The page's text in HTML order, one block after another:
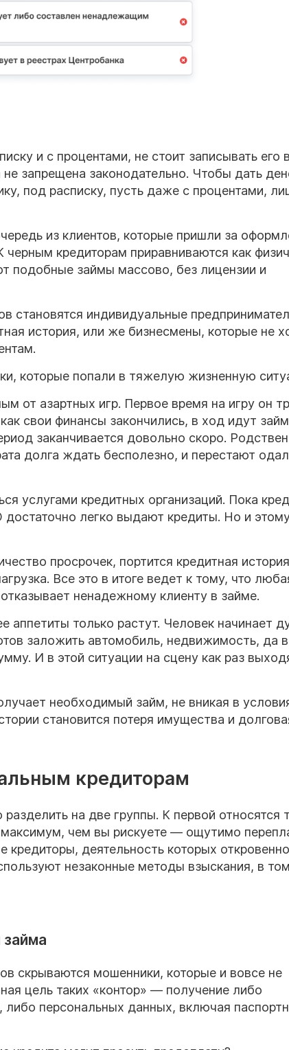
и с процентами, не стоит записывать его
запрещена законодательно. Чтобы дать
под расписку, пусть даже с процентами,
из клиентов, которые пришли за
кредиторам приравниваются как
подобные займы массово, без лицензии и
становятся индивидуальные
история, или же бизнесмены, которые не
которые попали в тяжелую жизненную
от азартных игр. Первое время на игру он
свои финансы закончились, в ход идут
заканчивается довольно скоро.
долга ждать бесполезно, и перестают
услугами кредитных организаций. Пока
легко выдают кредиты. Но и
просрочек, портится кредитная
Все это в итоге ведет к тому, что
ненадежному клиенту в займе.
аппетиты только растут. Человек начинает
заложить автомобиль, недвижимость, да
И в этой ситуации на сцену как раз
необходимый займ, не вникая в
становится потеря имущества и
кредиторам
на две группы. К первой относятся
чем вы рискуете — ощутимо
кредиторы, деятельность которых откровенно
незаконные методы взыскания, в
скрываются мошенники, которые и вовсе не
цель таких «контор» — получение либо
либо персональных данных, включая